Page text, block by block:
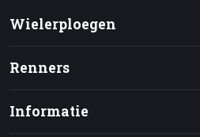
Wielerploegen
Renners
Informatie